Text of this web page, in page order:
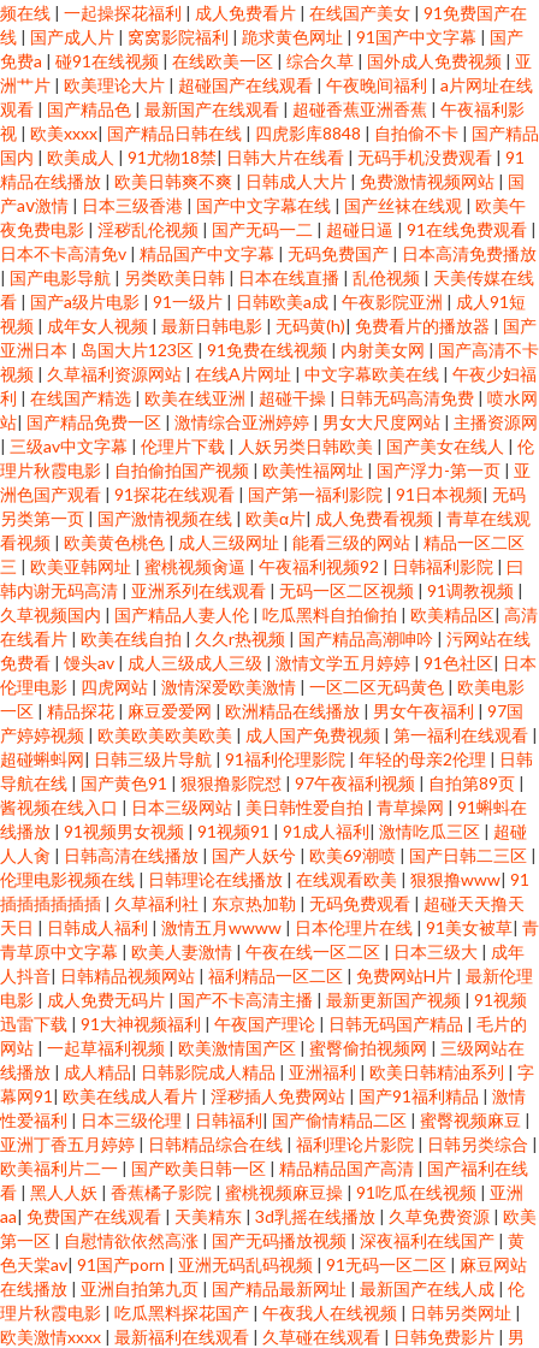
频在线 | 一起操探花福利 | 成人免费看片 | 在线国产美女 | 91免费国产在
线 | 国产成人片 | 窝窝影院福利 | 跪求黄色网址 | 91国产中文字幕 | 国产
免费a | 碰91在线视频 | 在线欧美一区 | 综合久草 | 国外成人免费视频 | 亚
洲艹片 | 欧美理论大片 | 超碰国产在线观看 | 午夜晚间福利 | a片网址在线
观看 | 国产精品色 | 最新国产在线观看 | 超碰香蕉亚洲香蕉 | 午夜福利影
视 | 欧美xxxx| 国产精品日韩在线 | 四虎影库8848 | 自拍偷不卡 | 国产精品
国内 | 欧美成人 | 91尤物18禁| 日韩大片在线看 | 无码手机没费观看 | 91
精品在线播放 | 欧美日韩爽不爽 | 日韩成人大片 | 免费激情视频网站 | 国
产aⅴ激情 | 日本三级香港 | 国产中文字幕在线 | 国产丝袜在线观 | 欧美午
夜免费电影 | 淫秽乱伦视频 | 国产无码一二 | 超碰日逼 | 91在线免费观看 |
日本不卡高清免v | 精品国产中文字幕 | 无码免费国产 | 日本高清免费播放
| 国产电影导航 | 另类欧美日韩 | 日本在线直播 | 乱伧视频 | 天美传媒在线
看 | 国产a级片电影 | 91一级片 | 日韩欧美a成 | 午夜影院亚洲 | 成人91短
视频 | 成年女人视频 | 最新日韩电影 | 无码黄(h)| 免费看片的播放器 | 国产
亚洲日本 | 岛国大片123区 | 91免费在线视频 | 内射美女网 | 国产高清不卡
视频 | 久草福利资源网站 | 在线A片网址 | 中文字幕欧美在线 | 午夜少妇福
利 | 在线国产精选 | 欧美在线亚洲 | 超碰干操 | 日韩无码高清免费 | 喷水网
站| 国产精品免费一区 | 激情综合亚洲婷婷 | 男女大尺度网站 | 主播资源网
| 三级av中文字幕 | 伦理片下载 | 人妖另类日韩欧美 | 国产美女在线人 | 伦
理片秋霞电影 | 自拍偷拍国产视频 | 欧美性福网址 | 国产浮力-第一页 | 亚
洲色国产观看 | 91探花在线观看 | 国产第一福利影院 | 91日本视频| 无码
另类第一页 | 国产激情视频在线 | 欧美α片| 成人免费看视频 | 青草在线观
看视频 | 欧美黄色桃色 | 成人三级网址 | 能看三级的网站 | 精品一区二区
三 | 欧美亚韩网址 | 蜜桃视频肏逼 | 午夜福利视频92 | 日韩福利影院 | 曰
韩内谢无码高清 | 亚洲系列在线观看 | 无码一区二区视频 | 91调教视频 |
久草视频国内 | 国产精品人妻人伦 | 吃瓜黑料自拍偷拍 | 欧美精品区| 高清
在线看片 | 欧美在线自拍 | 久久r热视频 | 国产精品高潮呻吟 | 污网站在线
免费看 | 馒头av | 成人三级成人三级 | 激情文学五月婷婷 | 91色社区| 日本
伦理电影 | 四虎网站 | 激情深爱欧美激情 | 一区二区无码黄色 | 欧美电影
一区 | 精品探花 | 麻豆爱爱网 | 欧洲精品在线播放 | 男女午夜福利 | 97国
产婷婷视频 | 欧美欧美欧美欧美 | 成人国产免费视频 | 第一福利在线观看 |
超碰蝌蚪网| 日韩三级片导航 | 91福利伦理影院 | 年轻的母亲2伦理 | 日韩
导航在线 | 国产黄色91 | 狠狠撸影院怼 | 97午夜福利视频 | 自拍第89页 |
酱视频在线入口 | 日本三级网站 | 美日韩性爱自拍 | 青草操网 | 91蝌蚪在
线播放 | 91视频男女视频 | 91视频91 | 91成人福利| 激情吃瓜三区 | 超碰
人人肏 | 日韩高清在线播放 | 国产人妖兮 | 欧美69潮喷 | 国产日韩二三区 |
伦理电影视频在线 | 日韩理论在线播放 | 在线观看欧美 | 狠狠撸www| 91
插插插插插插 | 久草福利社 | 东京热加勒 | 无码免费观看 | 超碰天天撸天
天日 | 日韩成人福利 | 激情五月wwww | 日本伦理片在线 | 91美女被草| 青
青草原中文字幕 | 欧美人妻激情 | 午夜在线一区二区 | 日本三级大 | 成年
人抖音| 日韩精品视频网站 | 福利精品一区二区 | 免费网站H片 | 最新伦理
电影 | 成人免费无码片 | 国产不卡高清主播 | 最新更新国产视频 | 91视频
迅雷下载 | 91大神视频福利 | 午夜国产理论 | 日韩无码国产精品 | 毛片的
网站 | 一起草福利视频 | 欧美激情国产区 | 蜜臀偷拍视频网 | 三级网站在
线播放 | 成人精品| 日韩影院成人精品 | 亚洲福利 | 欧美日韩精油系列 | 字
幕网91 | 欧美在线成人看片 | 淫秽插人免费网站 | 国产91福利精品 | 激情
性爱福利 | 日本三级伦理 | 日韩福利| 国产偷情精品二区 | 蜜臀视频麻豆 |
亚洲丁香五月婷婷 | 日韩精品综合在线 | 福利理论片影院 | 日韩另类综合 |
欧美福利片二一 | 国产欧美日韩一区 | 精品精品国产高清 | 国产福利在线
看 | 黑人人妖 | 香蕉橘子影院 | 蜜桃视频麻豆操 | 91吃瓜在线视频 | 亚洲
aa| 免费国产在线观看 | 天美精东 | 3d乳摇在线播放 | 久草免费资源 | 欧美
第一区 | 自慰情欲依然高涨 | 国产无码播放视频 | 深夜福利在线国产 | 黄
色天棠av| 91国产porn | 亚洲无码乱码视频 | 91无码一区二区 | 麻豆网站
在线播放 | 亚洲自拍第九页 | 国产精品最新网址 | 最新国产在线人成 | 伦
理片秋霞电影 | 吃瓜黑料探花国产 | 午夜我人在线视频 | 日韩另类网址 |
欧美激情xxxx | 最新福利在线观看 | 久草碰在线观看 | 日韩免费影片 | 男